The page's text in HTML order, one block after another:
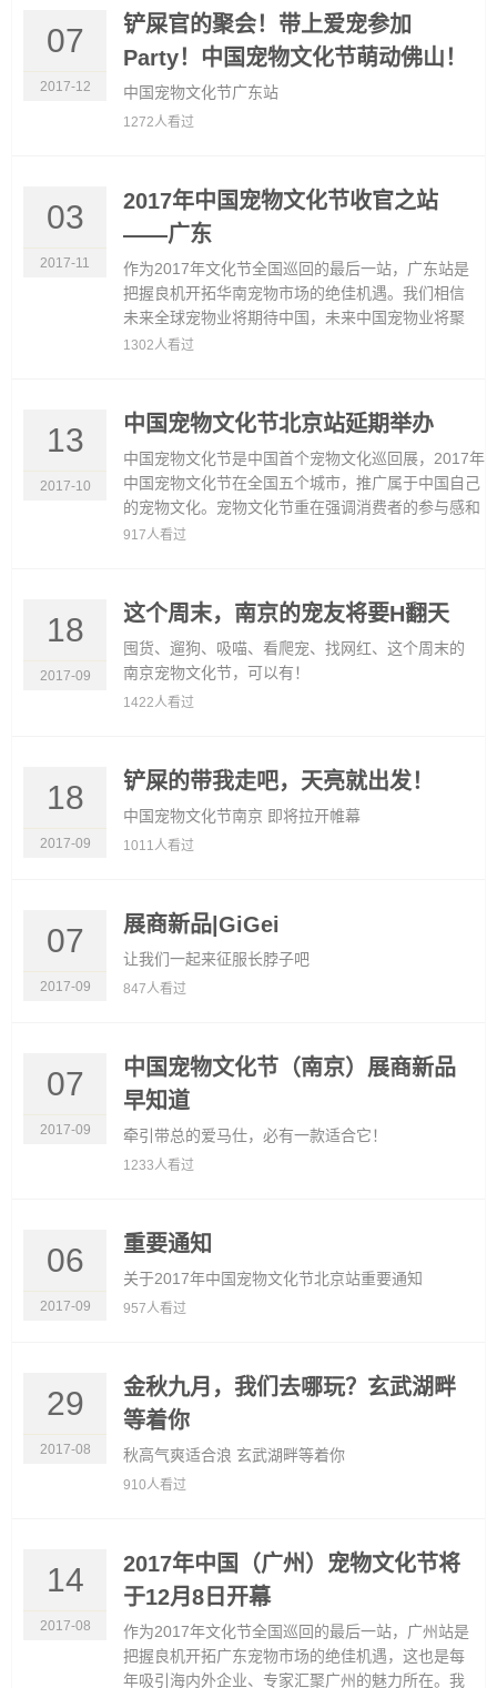
07
2017-12
铲屎官的聚会！带上爱宠参加
Party！中国宠物文化节萌动佛山！
中国宠物文化节广东站
1272人看过
03
2017-11
2017年中国宠物文化节收官之站
——广东
作为2017年文化节全国巡回的最后一站，广东站是
把握良机开拓华南宠物市场的绝佳机遇。我们相信
未来全球宠物业将期待中国，未来中国宠物业将聚
焦宠物文化节！
1302人看过
13
2017-10
中国宠物文化节北京站延期举办
中国宠物文化节是中国首个宠物文化巡回展，2017年
中国宠物文化节在全国五个城市，推广属于中国自己
的宠物文化。宠物文化节重在强调消费者的参与感和
互动感，设置宠物观赏区和丰富......
917人看过
18
2017-09
这个周末，南京的宠友将要H翻天
囤货、遛狗、吸喵、看爬宠、找网红、这个周末的
南京宠物文化节，可以有！
1422人看过
18
2017-09
铲屎的带我走吧，天亮就出发！
中国宠物文化节南京 即将拉开帷幕
1011人看过
07
2017-09
展商新品|GiGei
让我们一起来征服长脖子吧
847人看过
07
2017-09
中国宠物文化节（南京）展商新品
早知道
牵引带总的爱马仕，必有一款适合它！
1233人看过
06
2017-09
重要通知
关于2017年中国宠物文化节北京站重要通知
957人看过
29
2017-08
金秋九月，我们去哪玩？玄武湖畔
等着你
秋高气爽适合浪 玄武湖畔等着你
910人看过
14
2017-08
2017年中国（广州）宠物文化节将
于12月8日开幕
作为2017年文化节全国巡回的最后一站，广州站是
把握良机开拓广东宠物市场的绝佳机遇，这也是每
年吸引海内外企业、专家汇聚广州的魅力所在。我